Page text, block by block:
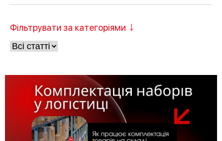
Фільтрувати за категоріями